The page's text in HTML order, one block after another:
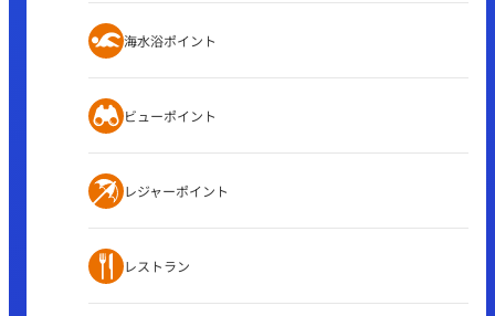
海水浴ポイント
ビューポイント
レジャーポイント
レストラン